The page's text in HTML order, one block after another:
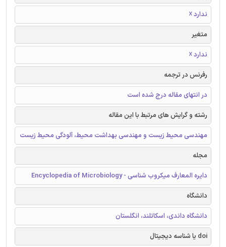
ندارد ☓
متغیر
ندارد ☓
رفرنس در ترجمه
در انتهای مقاله درج شده است
رشته و گرایش های مرتبط با این مقاله
مهندسی محیط زیست و مهندسی بهداشت محیط، آلودگی محیط زیست
مجله
دایره المعارف میکروب شناسی - Encyclopedia of Microbiology
دانشگاه
دانشگاه داندی، اسکاتلند، انگلستان
doi یا شناسه دیجیتال